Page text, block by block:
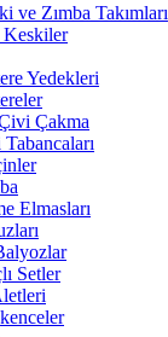
ve Zımba Takımları
Keskiler
Yedekleri
Çakma
Elmasları
Setler